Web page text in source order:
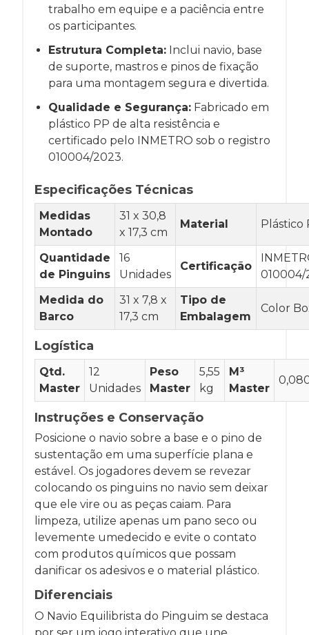
trabalho em equipe e a paciência entre
os participantes.
Estrutura Completa: Inclui navio, base
de suporte, mastros e pinos de fixação
para uma montagem segura e divertida.
Qualidade e Segurança: Fabricado em
plástico PP de alta resistência e
certificado pelo INMETRO sob o registro
010004/2023.
Especificações Técnicas
Medidas
Montado
31 x 30,8
x 17,3 cm
Material Plástico
Quantidade
de Pinguins
16
Unidades
Certificação
010004/
Medida do
Barco
31 x 7,8 x
17,3 cm
Tipo de
Embalagem
Color
Logística
Qtd.
Master
12
Unidades
Peso
Master
5,55
kg
M³
Master
Instruções e Conservação
Posicione o navio sobre a base e o pino de
sustentação em uma superfície plana e
estável. Os jogadores devem se revezar
colocando os pinguins no navio sem deixar
que ele vire ou as peças caiam. Para
limpeza, utilize apenas um pano seco ou
levemente umedecido e evite o contato
com produtos químicos que possam
danificar os adesivos e o material plástico.
Diferenciais
O Navio Equilibrista do Pinguim se destaca